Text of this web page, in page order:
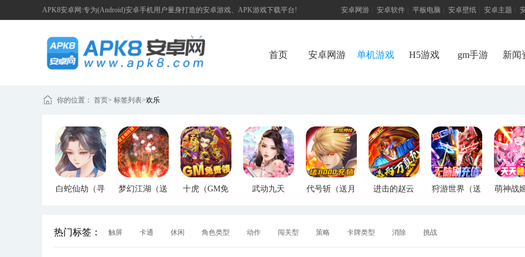
APK8安卓网:专为(Android)安卓手机用户量身打造的安卓游戏、APK游戏下载平台! 安卓网游 安卓软件 平板电脑 安卓壁纸 安卓主题
首页 安卓网游 单机游戏 H5游戏 gm手游 新闻
你的位置： 首页> 标签列表>欢乐
白蛇仙劫（寻
梦幻江湖（送
十虎（GM免
武动九天
代号斩（送月
进击的赵云
狩游世界（送
萌神战
热门标签： 触屏 卡通 休闲 角色类型 动作 闯关型 策略 卡牌类型 消除 挑战